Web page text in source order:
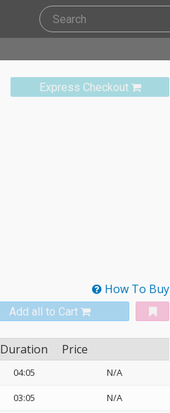
Express Checkout
How To Buy
Add all to Cart
Duration Price
04:05
N/A
03:05 N/A